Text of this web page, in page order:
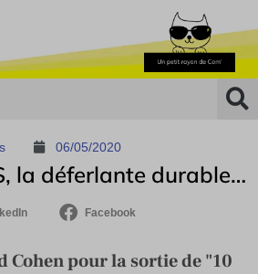
06/05/2020
la déferlante durable…
Facebook
Cohen pour la sortie de "10